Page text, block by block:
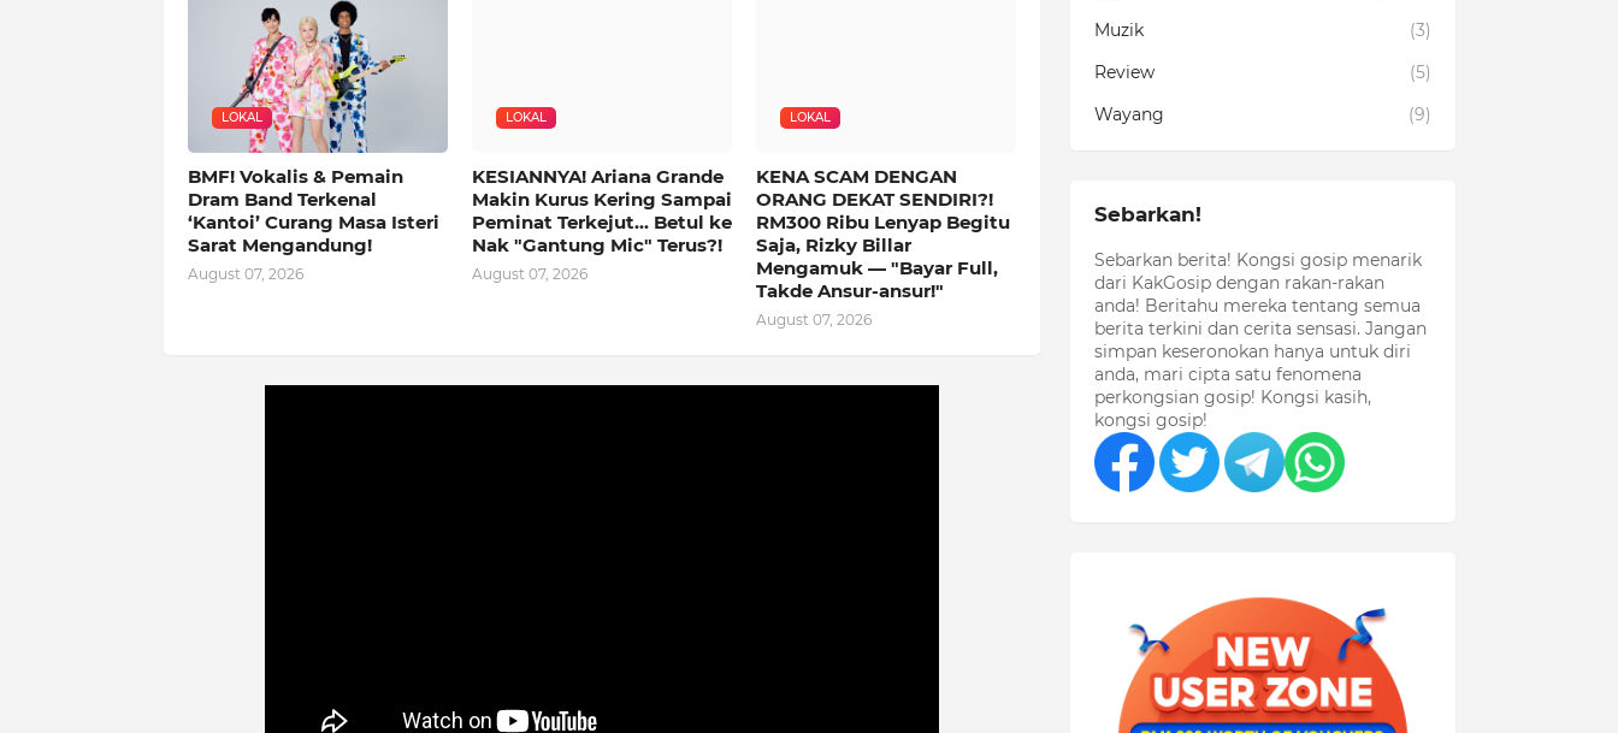
LOKAL
BMF! Vokalis & Pemain
Dram Band Terkenal
‘Kantoi’ Curang Masa Isteri
Sarat Mengandung!
August 07, 2026
LOKAL
KESIANNYA! Ariana Grande
Makin Kurus Kering Sampai
Peminat Terkejut... Betul ke
Nak "Gantung Mic" Terus?!
August 07, 2026
LOKAL
KENA SCAM DENGAN
ORANG DEKAT SENDIRI?!
RM300 Ribu Lenyap Begitu
Saja, Rizky Billar
Mengamuk — "Bayar Full,
Takde Ansur-ansur!"
August 07, 2026
Muzik
(3)
Review
(5)
Wayang
(9)
Sebarkan!
Sebarkan berita! Kongsi gosip menarik
dari KakGosip dengan rakan-rakan
anda! Beritahu mereka tentang semua
berita terkini dan cerita sensasi. Jangan
simpan keseronokan hanya untuk diri
anda, mari cipta satu fenomena
perkongsian gosip! Kongsi kasih,
kongsi gosip!